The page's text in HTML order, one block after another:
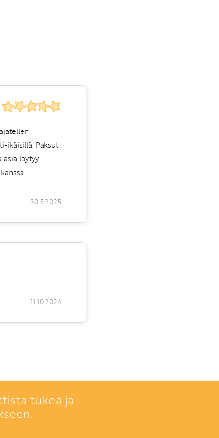
ikäisillä. Paksut
löytyy
30.5.2025
11.10.2024
tukea ja